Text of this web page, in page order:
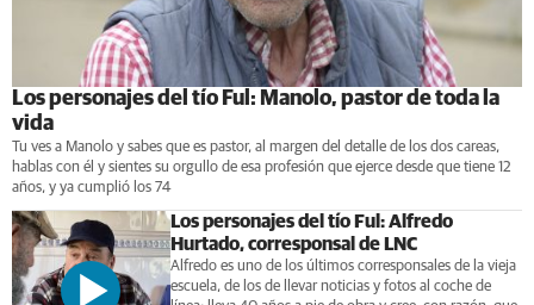
Los personajes del tío Ful: Manolo, pastor de toda la
vida
Tu ves a Manolo y sabes que es pastor, al margen del detalle de los dos careas,
hablas con él y sientes su orgullo de esa profesión que ejerce desde que tiene 12
años, y ya cumplió los 74
Los personajes del tío Ful: Alfredo
Hurtado, corresponsal de LNC
Alfredo es uno de los últimos corresponsales de la vieja
escuela, de los de llevar noticias y fotos al coche de